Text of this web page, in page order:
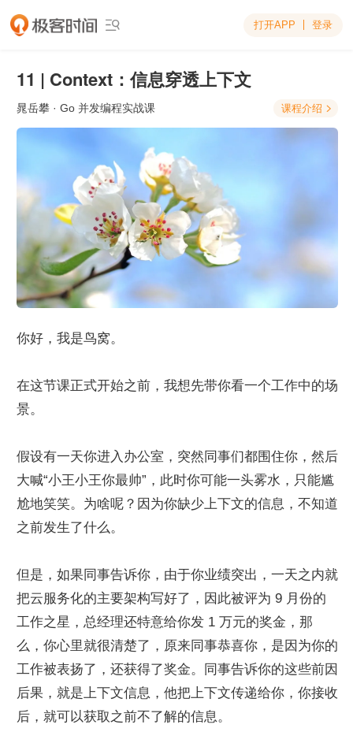
 打开APP 登录
11 | Context：信息穿透上下文
晁岳攀 · Go 并发编程实战课 课程介绍 
你好，我是鸟窝。
在这节课正式开始之前，我想先带你看一个工作中的场
景。
假设有一天你进入办公室，突然同事们都围住你，然后
大喊“小王小王你最帅”，此时你可能一头雾水，只能尴
尬地笑笑。为啥呢？因为你缺少上下文的信息，不知道
之前发生了什么。
但是，如果同事告诉你，由于你业绩突出，一天之内就
把云服务化的主要架构写好了，因此被评为 9 月份的
工作之星，总经理还特意给你发 1 万元的奖金，那
么，你心里就很清楚了，原来同事恭喜你，是因为你的
工作被表扬了，还获得了奖金。同事告诉你的这些前因
后果，就是上下文信息，他把上下文传递给你，你接收
后，就可以获取之前不了解的信息。